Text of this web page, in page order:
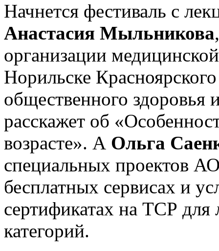
Начнется фестиваль с
Анастасия Мыльникова
организации
Норильске
общественного
расскажет об
возрасте». А Ольга
специальных проектов
бесплатных сервисах и
сертификатах на ТСР для
категорий.